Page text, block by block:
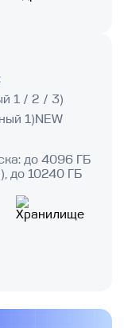
1 / 2 / 3)
1)NEW
до 4096 ГБ
до 10240 ГБ